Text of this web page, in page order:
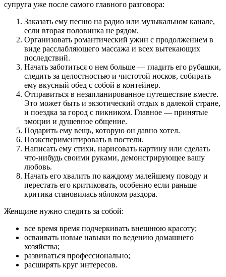
супруга уже после самого главного разговора:
Заказать ему песню на радио или музыкальном канале,
если вторая половинка не рядом.
Организовать романтический ужин с продолжением в
виде расслабляющего массажа и всех вытекающих
последствий.
Начать заботиться о нем больше — гладить его рубашки,
следить за целостностью и чистотой носков, собирать
ему вкусный обед с собой в контейнер.
Отправиться в незапланированное путешествие вместе.
Это может быть и экзотический отдых в далекой стране,
и поездка за город с пикником. Главное — принятые
эмоции и душевное общение.
Подарить ему вещь, которую он давно хотел.
Поэкспериментировать в постели.
Написать ему стихи, нарисовать картину или сделать
что-нибудь своими руками, демонстрирующее вашу
любовь.
Начать его хвалить по каждому малейшему поводу и
перестать его критиковать, особенно если раньше
критика становилась яблоком раздора.
Женщине нужно следить за собой:
все время время подчеркивать внешнюю красоту;
осваивать новые навыки по ведению домашнего
хозяйства;
развиваться профессионально;
расширять круг интересов.